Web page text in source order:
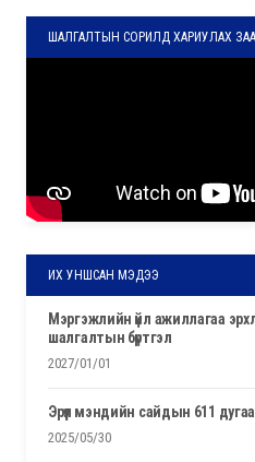
ШАЛГАЛТЫН СОРИЛД ХАРИУЛАХ
ИХ УНШСАН МЭДЭЭ
мэргэжлийн үйл ажиллагаа эрхлэх зөвшөөрлийн
шалгалтын бүртгэл
2027/01/01
эрүүл мэндийн сайдын 611
2025/05/30